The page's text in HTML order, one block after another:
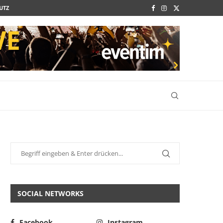
SOCIAL NETWORKS